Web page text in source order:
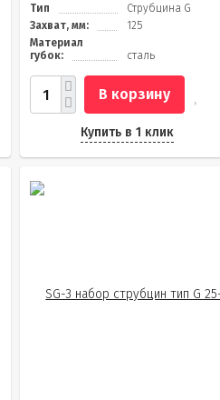
Тип
Струбцина G
Захват, мм:
125
Материал
губок:
сталь
В корзину
Купить в 1 клик